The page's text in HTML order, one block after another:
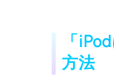
「
方法